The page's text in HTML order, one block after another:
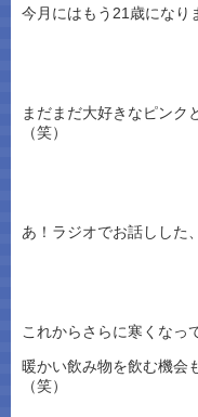
今月にはもう21歳になり
まだまだ大好きなピンク
（笑）
あ！ラジオでお話しした
これからさらに寒くなっ
暖かい飲み物を飲む機会
（笑）